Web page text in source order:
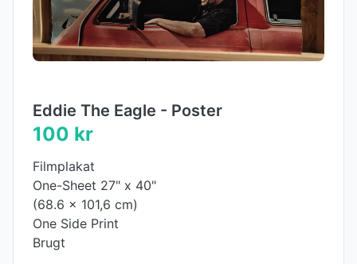
Eddie The Eagle - Poster
100 kr
Filmplakat
One-Sheet 27" x 40"
(68.6 x 101,6 cm)
One Side Print
Brugt